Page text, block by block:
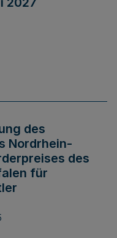
des
Nordrhein-
des
für